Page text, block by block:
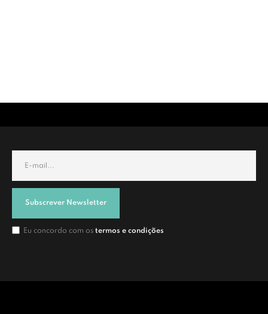
Subscrever Newsletter
Eu concordo com os termos e condições